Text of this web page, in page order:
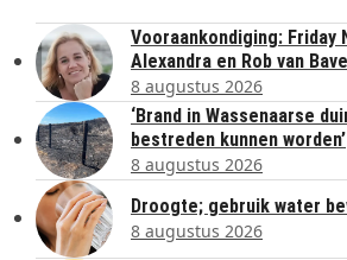
Vooraankondiging: Friday
Alexandra en Rob van Bavel
8 augustus 2026
‘Brand in Wassenaarse
bestreden kunnen worden’
8 augustus 2026
Droogte; gebruik water
8 augustus 2026